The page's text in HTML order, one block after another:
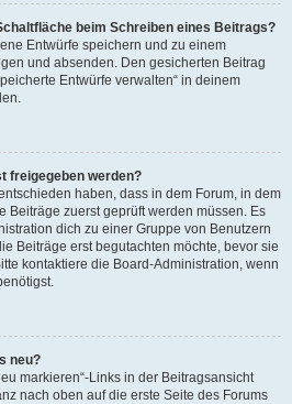
beim Schreiben eines Beitrags?
Entwürfe speichern und zu einem
und absenden. Den gesicherten Beitrag
Entwürfe verwalten“ in deinem
freigegeben werden?
haben, dass in dem Forum, in dem
Beiträge zuerst geprüft werden müssen. Es
dich zu einer Gruppe von Benutzern
Beiträge erst begutachten möchte, bevor sie
kontaktiere die Board-Administration, wenn
neu?
markieren“-Links in der Beitragsansicht
nach oben auf die erste Seite des Forums